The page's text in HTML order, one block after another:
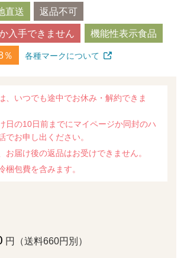
直送 返品不可
入手できません 機能性表示食品
％ 各種マークについて
、いつでも途中でお休み・解約できま
日の10日前までにマイページか同封のハ
でお申し出ください。
お届け後の返品はお受けできません。
梱包費を含みます。
円（送料660円別）